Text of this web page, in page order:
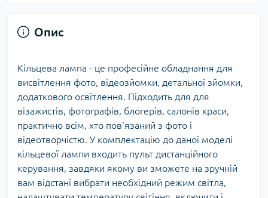
Опис
Кільцева лампа - це професійне обладнання для
висвітлення фото, відеозйомки, детальної зйомки,
додаткового освітлення. Підходить для для
візажистів, фотографів, блогерів, салонів краси,
практично всім, хто пов'язаний з фото і
відеотворчістю. У комплектацію до даної моделі
кільцевої лампи входить пульт дистанційного
керування, завдяки якому ви зможете на зручній
вам відстані вибрати необхідний режим світла,